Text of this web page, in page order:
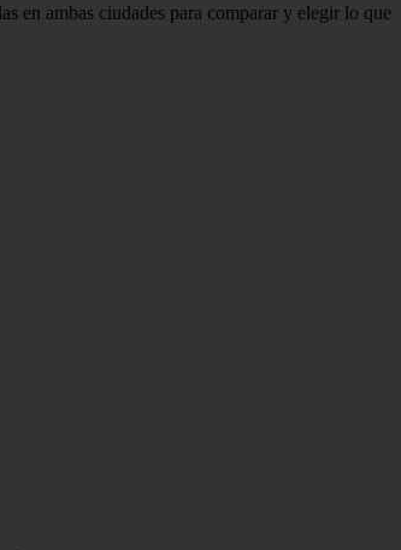
en ambas ciudades para comparar y elegir lo que